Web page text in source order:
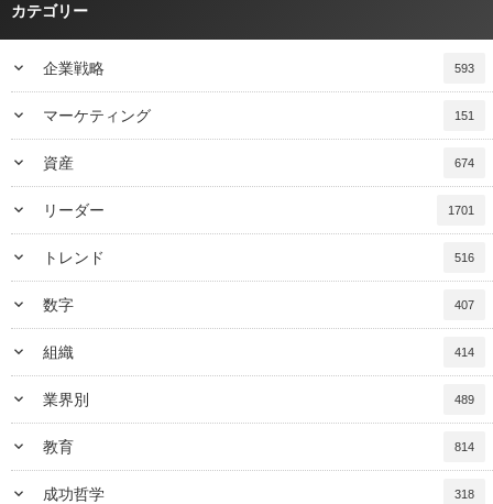
カテゴリー
keyboard_arrow_down 企業戦略 593
keyboard_arrow_down マーケティング 151
keyboard_arrow_down 資産 674
keyboard_arrow_down リーダー 1701
keyboard_arrow_down トレンド 516
keyboard_arrow_down 数字 407
keyboard_arrow_down 組織 414
keyboard_arrow_down 業界別 489
keyboard_arrow_down 教育 814
keyboard_arrow_down 成功哲学 318